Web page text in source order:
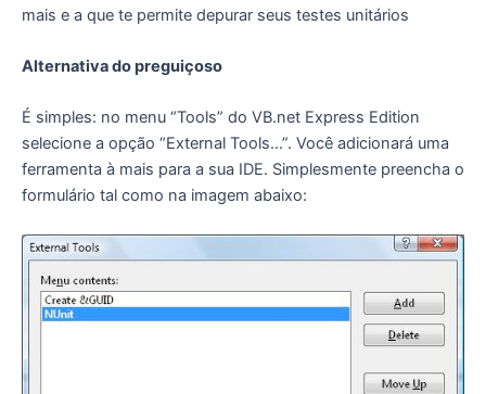
mais e a que te permite depurar seus testes unitários
Alternativa do preguiçoso
É simples: no menu “Tools” do VB.net Express Edition
selecione a opção “External Tools…”. Você adicionará uma
ferramenta à mais para a sua IDE. Simplesmente preencha o
formulário tal como na imagem abaixo: